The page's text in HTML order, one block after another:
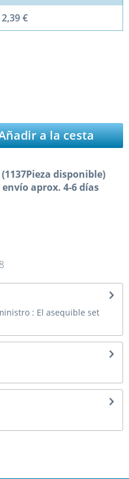
2,39 €
a la cesta
disponible)
aprox. 4-6 días
: El asequible set